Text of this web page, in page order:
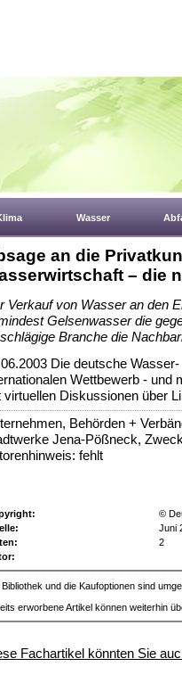
Wasser
an die
– die
Verkauf von Wasser an den
Gelsenwasser die
Branche die
Die deutsche
Wettbewerb -
virtuellen Diskussionen über
Behörden +
Jena-Pößneck,
fehlt
©
Juni
2
Bibliothek und die Kaufoptionen sind
erworbene Artikel können weiterhin
Fachartikel könnten Sie